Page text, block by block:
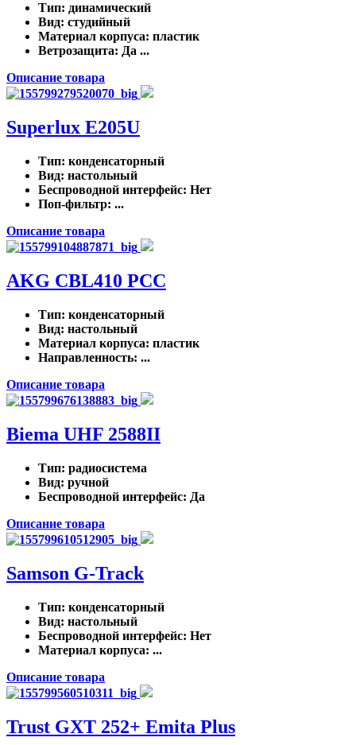
Тип: динамический
Вид: студийный
Материал корпуса: пластик
Ветрозащита: Да ...
Описание товара
Superlux E205U
Тип: конденсаторный
Вид: настольный
Беспроводной интерфейс: Нет
Поп-фильтр: ...
Описание товара
AKG CBL410 PCC
Тип: конденсаторный
Вид: настольный
Материал корпуса: пластик
Направленность: ...
Описание товара
Biema UHF 2588II
Тип: радиосистема
Вид: ручной
Беспроводной интерфейс: Да
Описание товара
Samson G-Track
Тип: конденсаторный
Вид: настольный
Беспроводной интерфейс: Нет
Материал корпуса: ...
Описание товара
Trust GXT 252+ Emita Plus